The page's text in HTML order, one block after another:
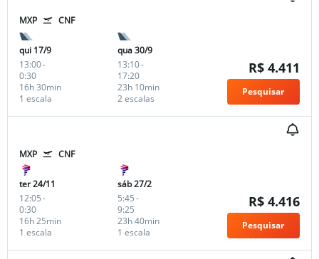
MXP CNF
qui 17/9
13:00-
0:30
1 escala
16h 30min
qua 30/9
13:10-
17:20
2 escalas
23h 10min
R$ 4.411
Pesquisar
MXP CNF
ter 24/11
12:05-
0:30
1 escala
16h 25min
sáb 27/2
5:45-
9:25
1 escala
23h 40min
R$ 4.416
Pesquisar